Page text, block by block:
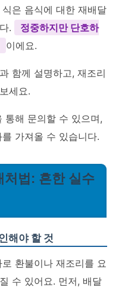
은 음식에 대한 재배달
.
정중하지만 단호하
이에요.
함께 설명하고, 재조리
세요.
통해 문의할 수 있으며,
가져올 수 있습니다.
처법: 흔한 실수
해야 할 것
환불이나 재조리를 요
수 있어요. 먼저, 배달